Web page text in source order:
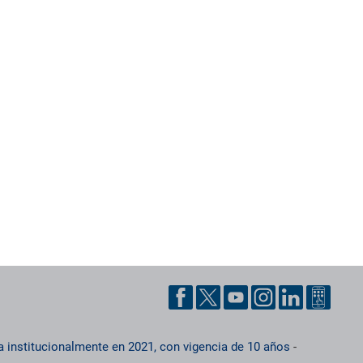
institucionalmente en 2021, con vigencia de 10 años -